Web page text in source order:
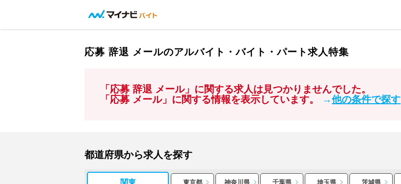
応募 辞退 メールのアルバイト・バイト・パート求人特集
「応募 辞退 メール」に関する求人は見つかりませんでした。
「応募 メール」に関する情報を表示しています。
→他の条件で探す
都道府県から求人を探す
関東 東京都 神奈川県 千葉県 埼玉県 茨城県